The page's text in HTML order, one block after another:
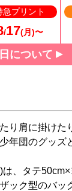
急プリント
/17(月)〜
について
り肩に掛けた
年団のグッズ
、タテ
ック型のバッ